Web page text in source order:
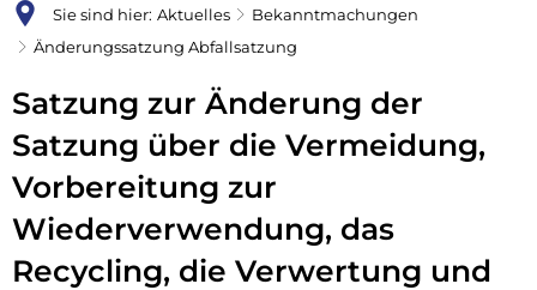
Sie sind hier: Aktuelles
Bekanntmachungen
Änderungssatzung Abfallsatzung
Satzung zur Änderung der
Satzung über die Vermeidung,
Vorbereitung zur
Wiederverwendung, das
Recycling, die Verwertung und